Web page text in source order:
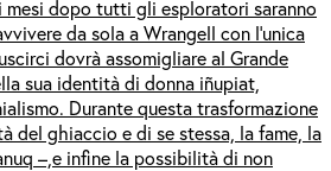
mesi dopo tutti gli esploratori saranno
da sola a Wrangell con l’unica
dovrà assomigliare al Grande
sua identità di donna iñupiat,
Durante questa trasformazione
del ghiaccio e di se stessa, la fame, la
–,e infine la possibilità di non